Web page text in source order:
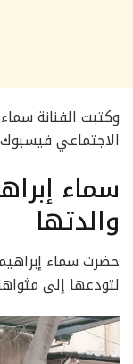
وكتبت الفنانة
الاجتماعي فيسبوك
سماء
والدتها
حضرت سماء
لتودعها إلى